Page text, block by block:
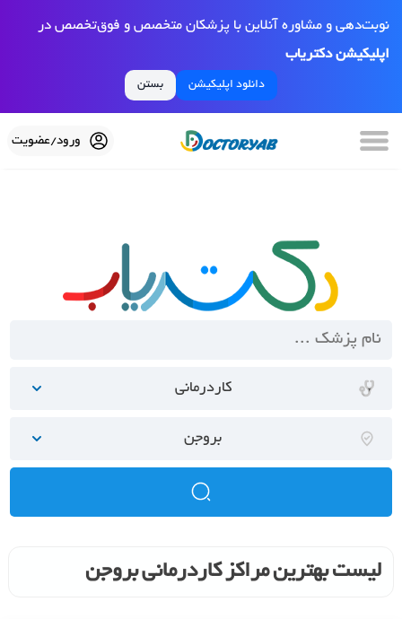
نوبت‌دهی و مشاوره آنلاین با پزشکان متخصص و فوق‌تخصص در
اپلیکیشن دکتریاب
دانلود اپلیکیشن بستن
ورود/عضویت
کاردرمانی
بروجن
لیست بهترین مراکز کاردرمانی بروجن